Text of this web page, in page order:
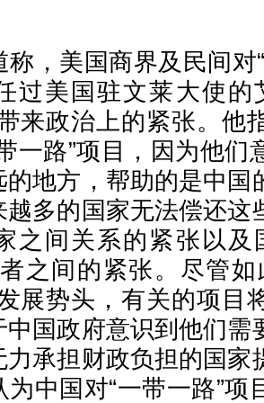
，美国商界及民间对
过美国驻文莱大使的
来政治上的紧张。他
一路”项目，因为他们
地方，帮助的是中国
多的国家无法偿还这
之间关系的紧张以及
之间的紧张。尽管
展势头，有关的项目
国政府意识到他们需
承担财政负担的国家
为中国对“一带一路”项